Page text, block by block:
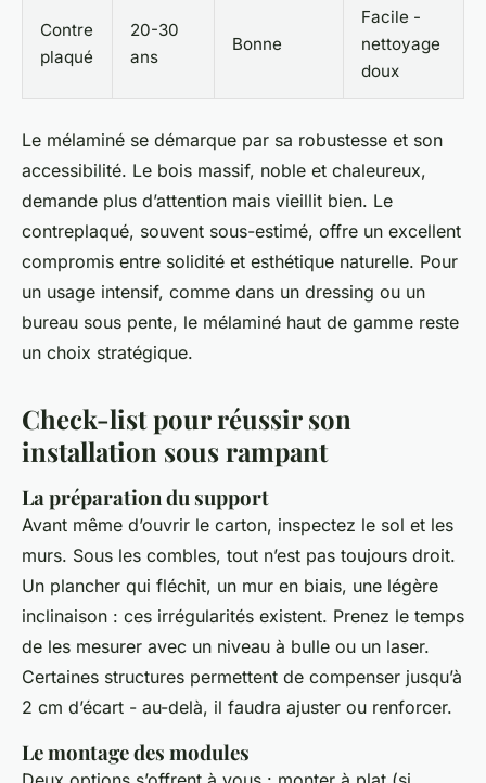
Contre
plaqué
20-30
ans
Bonne
Facile -
nettoyage
doux
Le mélaminé se démarque par sa robustesse et son
accessibilité. Le bois massif, noble et chaleureux,
demande plus d’attention mais vieillit bien. Le
contreplaqué, souvent sous-estimé, offre un excellent
compromis entre solidité et esthétique naturelle. Pour
un usage intensif, comme dans un dressing ou un
bureau sous pente, le mélaminé haut de gamme reste
un choix stratégique.
Check-list pour réussir son
installation sous rampant
La préparation du support
Avant même d’ouvrir le carton, inspectez le sol et les
murs. Sous les combles, tout n’est pas toujours droit.
Un plancher qui fléchit, un mur en biais, une légère
inclinaison : ces irrégularités existent. Prenez le temps
de les mesurer avec un niveau à bulle ou un laser.
Certaines structures permettent de compenser jusqu’à
2 cm d’écart - au-delà, il faudra ajuster ou renforcer.
Le montage des modules